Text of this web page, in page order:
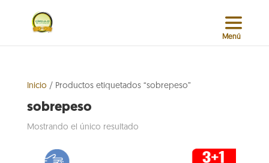
Inicio / Productos etiquetados “sobrepeso”
sobrepeso
Mostrando el único resultado